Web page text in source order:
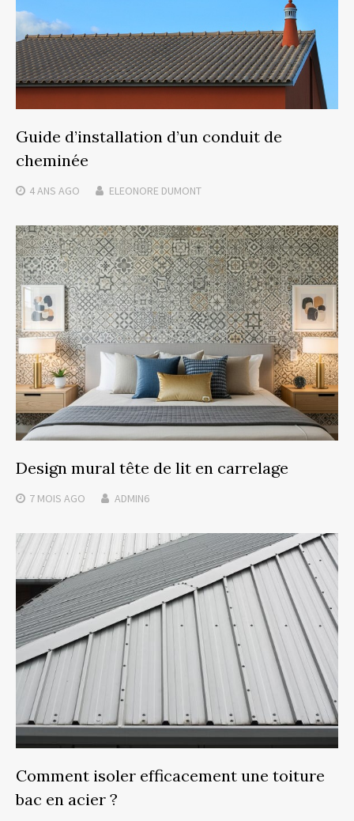
Guide d’installation d’un conduit de
cheminée
4 ANS AGO ELEONORE DUMONT
Design mural tête de lit en carrelage
7 MOIS AGO ADMIN6
Comment isoler efficacement une toiture
bac en acier ?